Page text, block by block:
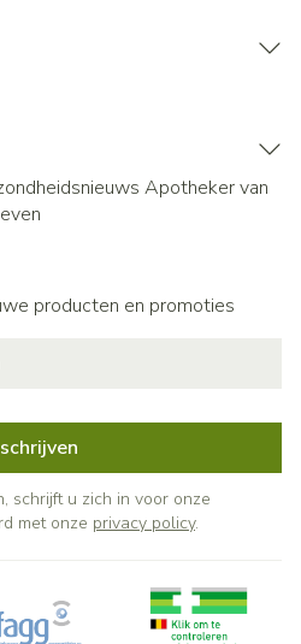
Apotheker van
producten en promoties
schrijft u zich in voor onze
met onze privacy policy.